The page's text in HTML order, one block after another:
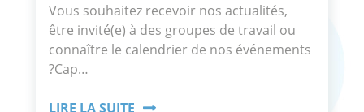
Vous souhaitez recevoir nos actualités,
être invité(e) à des groupes de travail ou
connaître le calendrier de nos événements
?Cap…
LIRE LA SUITE